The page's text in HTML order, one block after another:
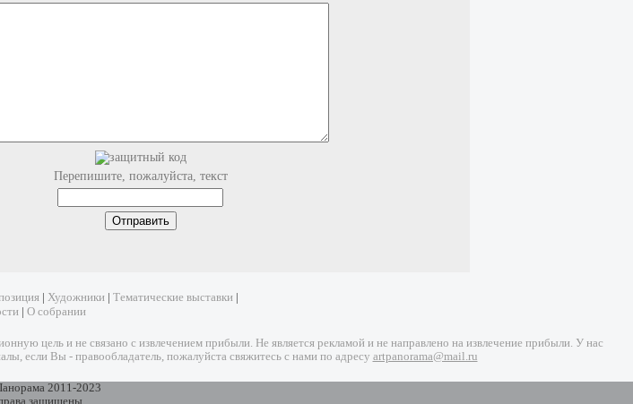
Перепишите, пожалуйста, текст
Художники Тематические выставки
| О собрании
цель и не связано с извлечением прибыли. Не является рекламой и не направлено на извлечение прибыли. У нас
если Вы - правообладатель, пожалуйста свяжитесь с нами по адресу artpanorama@mail.ru
2011-2023
защищены